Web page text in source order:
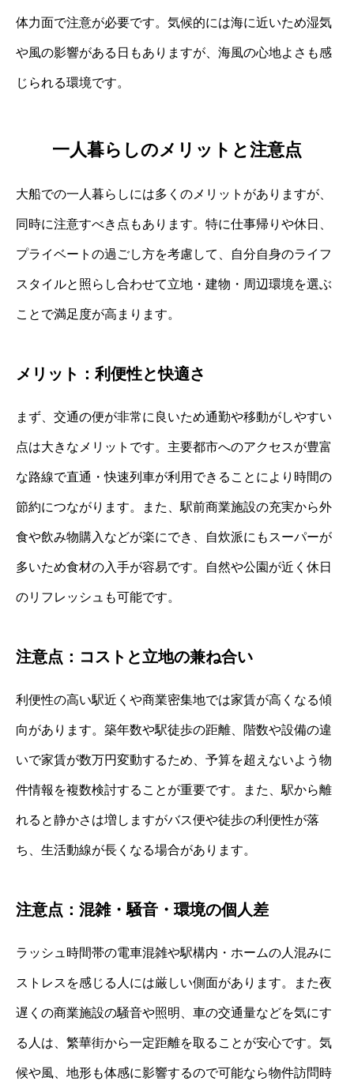
体力面で注意が必要です。気候的には海に近いため湿気
や風の影響がある日もありますが、海風の心地よさも感
じられる環境です。
一人暮らしのメリットと注意点
大船での一人暮らしには多くのメリットがありますが、
同時に注意すべき点もあります。特に仕事帰りや休日、
プライベートの過ごし方を考慮して、自分自身のライフ
スタイルと照らし合わせて立地・建物・周辺環境を選ぶ
ことで満足度が高まります。
メリット：利便性と快適さ
まず、交通の便が非常に良いため通勤や移動がしやすい
点は大きなメリットです。主要都市へのアクセスが豊富
な路線で直通・快速列車が利用できることにより時間の
節約につながります。また、駅前商業施設の充実から外
食や飲み物購入などが楽にでき、自炊派にもスーパーが
多いため食材の入手が容易です。自然や公園が近く休日
のリフレッシュも可能です。
注意点：コストと立地の兼ね合い
利便性の高い駅近くや商業密集地では家賃が高くなる傾
向があります。築年数や駅徒歩の距離、階数や設備の違
いで家賃が数万円変動するため、予算を超えないよう物
件情報を複数検討することが重要です。また、駅から離
れると静かさは増しますがバス便や徒歩の利便性が落
ち、生活動線が長くなる場合があります。
注意点：混雑・騒音・環境の個人差
ラッシュ時間帯の電車混雑や駅構内・ホームの人混みに
ストレスを感じる人には厳しい側面があります。また夜
遅くの商業施設の騒音や照明、車の交通量などを気にす
る人は、繁華街から一定距離を取ることが安心です。気
候や風、地形も体感に影響するので可能なら物件訪問時